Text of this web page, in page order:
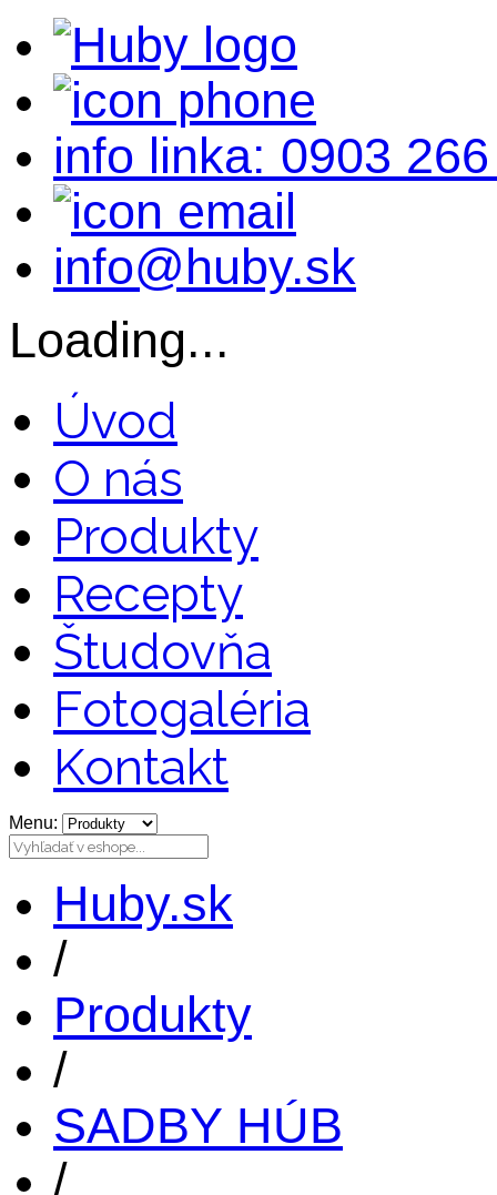
info linka: 0903
info@huby.sk
Loading...
Úvod
O nás
Produkty
Recepty
Študovňa
Fotogaléria
Kontakt
Menu:
Huby.sk
/
Produkty
/
SADBY HÚB
/